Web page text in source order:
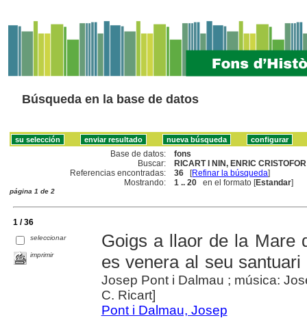
Búsqueda en la base de datos
Base de datos:
fons
Buscar:
RICART I NIN, ENRIC
Referencias encontradas:
36 [Refinar la búsqueda]
Mostrando:
1 .. 20 en el formato [Estandar]
página 1 de 2
1 / 36
seleccionar
imprimir
Goigs a llaor de la Mare
es venera al seu
Josep Pont i Dalmau ; música:
C. Ricart]
Pont i Dalmau, Josep